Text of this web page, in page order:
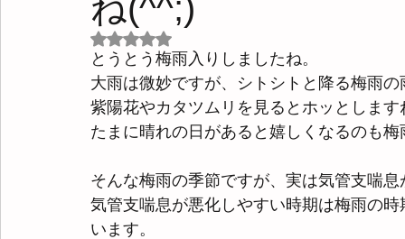
ね(^^;)
5つ星のうちNaNと評価されています。
とうとう梅雨入りしましたね。
大雨は微妙ですが、シトシトと降る梅雨
紫陽花やカタツムリを見るとホッとします
たまに晴れの日があると嬉しくなるのも
そんな梅雨の季節ですが、実は気管支喘
気管支喘息が悪化しやすい時期は梅雨の
います。